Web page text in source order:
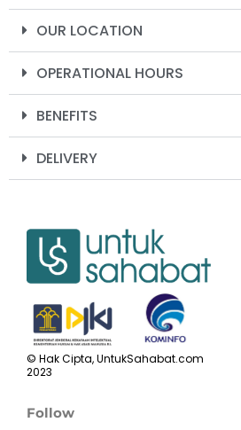
OUR LOCATION
OPERATIONAL HOURS
BENEFITS
DELIVERY
© Hak Cipta, UntukSahabat.com
2023
Follow